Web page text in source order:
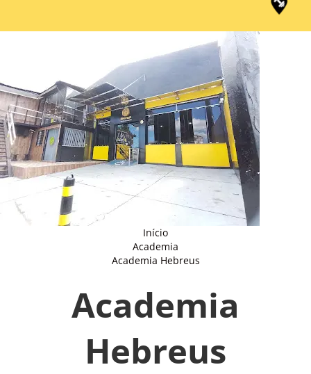
Início
Academia
Academia Hebreus
Academia
Hebreus